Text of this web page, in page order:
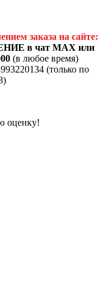
заказа на сайте:
в чат MAX или
(в любое время)
(только по
оценку!